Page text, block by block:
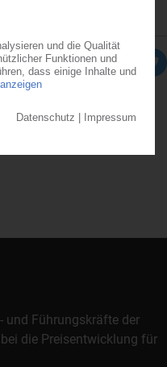
und Führungskräfte der
die Preisentwicklung für